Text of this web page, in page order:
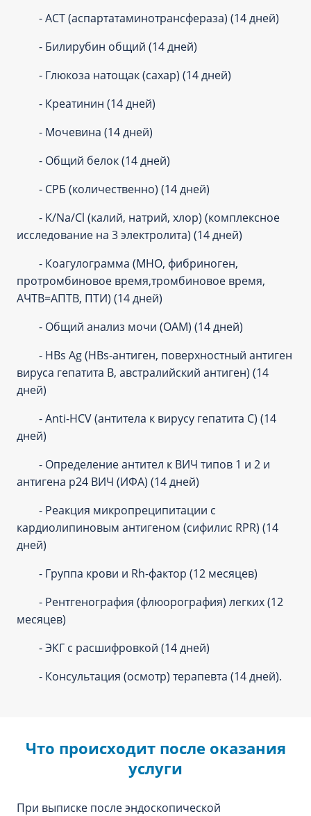
- АСТ (аспартатаминотрансфераза) (14 дней)
- Билирубин общий (14 дней)
- Глюкоза натощак (сахар) (14 дней)
- Креатинин (14 дней)
- Мочевина (14 дней)
- Общий белок (14 дней)
- СРБ (количественно) (14 дней)
- K/Na/Cl (калий, натрий, хлор) (комплексное
исследование на 3 электролита) (14 дней)
- Коагулограмма (МНО, фибриноген,
протромбиновое время,тромбиновое время,
АЧТВ=АПТВ, ПТИ) (14 дней)
- Общий анализ мочи (ОАМ) (14 дней)
- HBs Ag (HBs-антиген, поверхностный антиген
вируса гепатита В, австралийский антиген) (14
дней)
- Anti-HCV (антитела к вирусу гепатита С) (14
дней)
- Определение антител к ВИЧ типов 1 и 2 и
антигена p24 ВИЧ (ИФА) (14 дней)
- Реакция микропреципитации с
кардиолипиновым антигеном (сифилис RPR) (14
дней)
- Группа крови и Rh-фактор (12 месяцев)
- Рентгенография (флюорография) легких (12
месяцев)
- ЭКГ с расшифровкой (14 дней)
- Консультация (осмотр) терапевта (14 дней).
Что происходит после оказания
услуги
При выписке после эндоскопической